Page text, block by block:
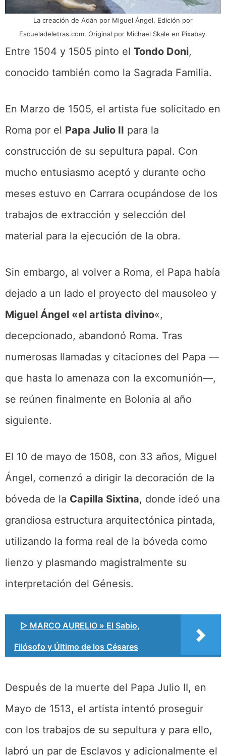
La creación de Adán por Miguel Ángel. Edición por
Escueladeletras.com. Original por Michael Skale en Pixabay.
Entre 1504 y 1505 pinto el Tondo Doni,
conocido también como la Sagrada Familia.
En Marzo de 1505, el artista fue solicitado en
Roma por el Papa Julio II para la
construcción de su sepultura papal. Con
mucho entusiasmo aceptó y durante ocho
meses estuvo en Carrara ocupándose de los
trabajos de extracción y selección del
material para la ejecución de la obra.
Sin embargo, al volver a Roma, el Papa había
dejado a un lado el proyecto del mausoleo y
Miguel Ángel «el artista divino«,
decepcionado, abandonó Roma. Tras
numerosas llamadas y citaciones del Papa —
que hasta lo amenaza con la excomunión—,
se reúnen finalmente en Bolonia al año
siguiente.
El 10 de mayo de 1508, con 33 años, Miguel
Ángel, comenzó a dirigir la decoración de la
bóveda de la Capilla Sixtina, donde ideó una
grandiosa estructura arquitectónica pintada,
utilizando la forma real de la bóveda como
lienzo y plasmando magistralmente su
interpretación del Génesis.
▷ MARCO AURELIO » El Sabio,
Filósofo y Último de los Césares
Después de la muerte del Papa Julio II, en
Mayo de 1513, el artista intentó proseguir
con los trabajos de su sepultura y para ello,
labró un par de Esclavos y adicionalmente el